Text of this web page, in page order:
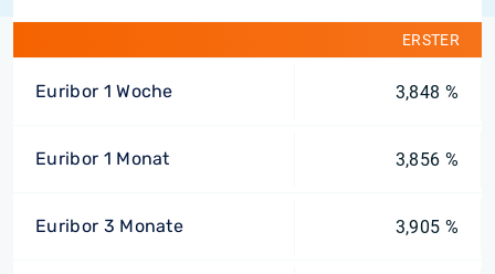
ERSTER
Euribor 1 Woche 3,848 %
Euribor 1 Monat 3,856 %
Euribor 3 Monate 3,905 %